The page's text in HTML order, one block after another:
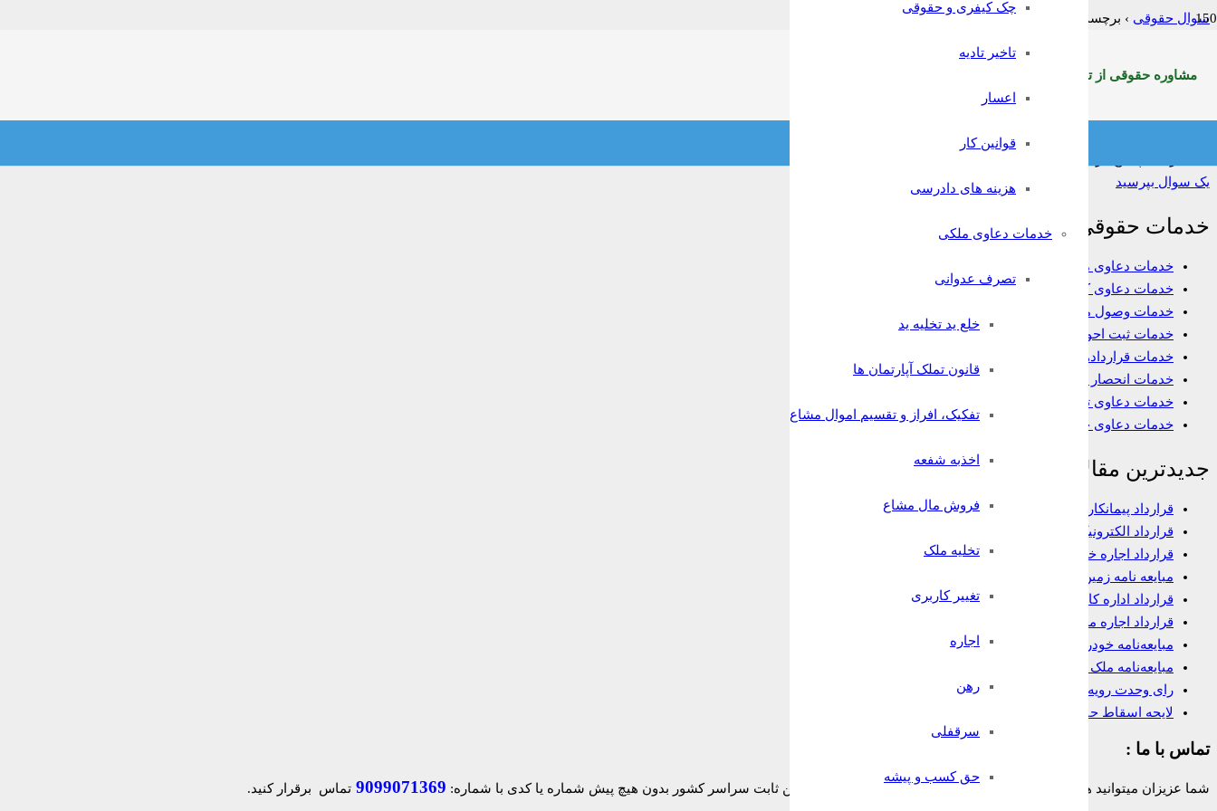
مشاوره حقوقی از تلفن ثابت سراسرکشوربا شماره:9099071369
چک کیفری و حقوقی
تاخیر تادیه
اعسار
قوانین کار
هزینه های دادرسی
خدمات دعاوی ملکی
تصرف عدوانی
خلع ید تخلیه ید
قانون تملک آپارتمان ها
تفکیک، افراز و تقسیم اموال مشاع
اخذبه شفعه
فروش مال مشاع
تخلیه ملک
تغییر کاربری
اجاره
رهن
سرقفلی
حق کسب و پیشه
سوال حقوقی › برچسب: خانواده
بدون پاسخ
دعوای متقابل
پرسیده شد 5 سال پیش
یک سوال بپرسید
خدمات حقوقی
خدمات دعاوی ملکی
خدمات دعاوی کیفری
خدمات وصول مطالبات
خدمات ثبت احوال
خدمات قراردادها
خدمات انحصار وراثت
خدمات دعاوی تجاری
خدمات دعاوی خانواده
جدیدترین مقالات
قرارداد پیمانکاری
قرارداد الکترونیک وکالت
قرارداد اجاره خانه
مبایعه نامه زمین
قرارداد اداره کار
قرارداد اجاره مغازه
مبایعه‌نامه خودرو
مبایعه‌نامه ملک تجاری
رای وحدت رویه در مورد شرط داوری
لایحه اسقاط حق
تماس با ما :
شما عزیزان میتوانید همه روزه و به صورت 24 ساعته حتی ایام تعطیل از تلفن ثابت سراسر کشور بدون هیچ پیش شماره یا کدی با شماره: 9099071369 تماس برقرار کنید.